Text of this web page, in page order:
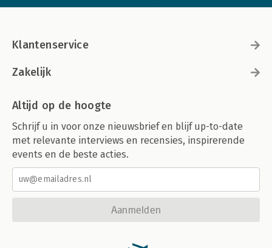
Klantenservice
Zakelijk
Altijd op de hoogte
Schrijf u in voor onze nieuwsbrief en blijf up-to-date
met relevante interviews en recensies, inspirerende
events en de beste acties.
Aanmelden